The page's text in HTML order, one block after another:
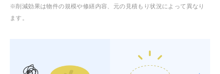
※削減効果は物件の規模や修繕内容、元の見積もり状況によって異なり
ます。